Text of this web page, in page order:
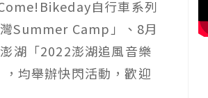
自行車系列
Summer Camp」、8月
湖「2022澎湖追風音樂
均舉辦快閃活動，歡迎